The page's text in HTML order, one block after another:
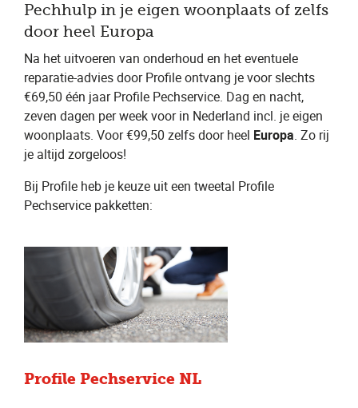
Pechhulp in je eigen woonplaats of zelfs
door heel Europa
Na het uitvoeren van onderhoud en het eventuele
reparatie-advies door Profile ontvang je voor slechts
€69,50 één jaar Profile Pechservice. Dag en nacht,
zeven dagen per week voor in Nederland incl. je eigen
woonplaats. Voor €99,50 zelfs door heel Europa. Zo rij
je altijd zorgeloos!
Bij Profile heb je keuze uit een tweetal Profile
Pechservice pakketten:
Profile Pechservice NL